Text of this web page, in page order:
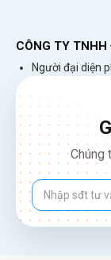
CÔNG TY
Người đại diện
NỘI - PHÒNG
NGHIỆP cấp.
Đăng ký thay
226 Đường
137 Đường
Hotline: 1900
Email:
Chúng